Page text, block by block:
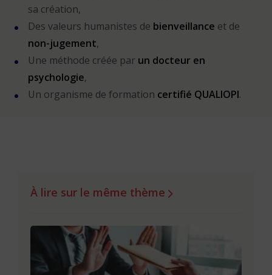
sa création,
Des valeurs humanistes de bienveillance et de
non-jugement,
Une méthode créée par un docteur en
psychologie,
Un organisme de formation certifié QUALIOPI.
À lire sur le même thème